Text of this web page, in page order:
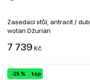
Zasedací stůl, antracit / dub
wotan Džurian
7 739 Kč
top
-25 %